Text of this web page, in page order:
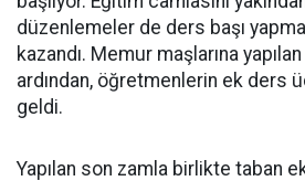
düzenlemeler de ders başı
kazandı. Memur maşlarına
ardından, öğretmenlerin ek ders
geldi.
Yapılan son zamla birlikte taban